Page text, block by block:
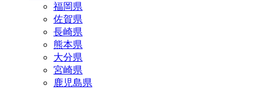
福岡県
佐賀県
長崎県
熊本県
大分県
宮崎県
鹿児島県